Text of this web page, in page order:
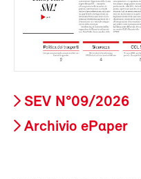
SEV N°09/2026
Archivio ePaper